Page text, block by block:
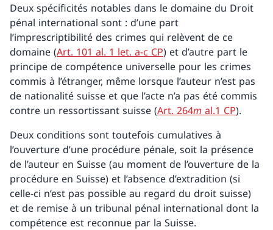
Deux spécificités notables dans le domaine du Droit
pénal international sont : d’une part
l’imprescriptibilité des crimes qui relèvent de ce
domaine (Art. 101 al. 1 let. a-c CP) et d’autre part le
principe de compétence universelle pour les crimes
commis à l’étranger, même lorsque l’auteur n’est pas
de nationalité suisse et que l’acte n’a pas été commis
contre un ressortissant suisse (Art. 264m al.1 CP).
Deux conditions sont toutefois cumulatives à
l’ouverture d’une procédure pénale, soit la présence
de l’auteur en Suisse (au moment de l’ouverture de la
procédure en Suisse) et l’absence d’extradition (si
celle-ci n’est pas possible au regard du droit suisse)
et de remise à un tribunal pénal international dont la
compétence est reconnue par la Suisse.